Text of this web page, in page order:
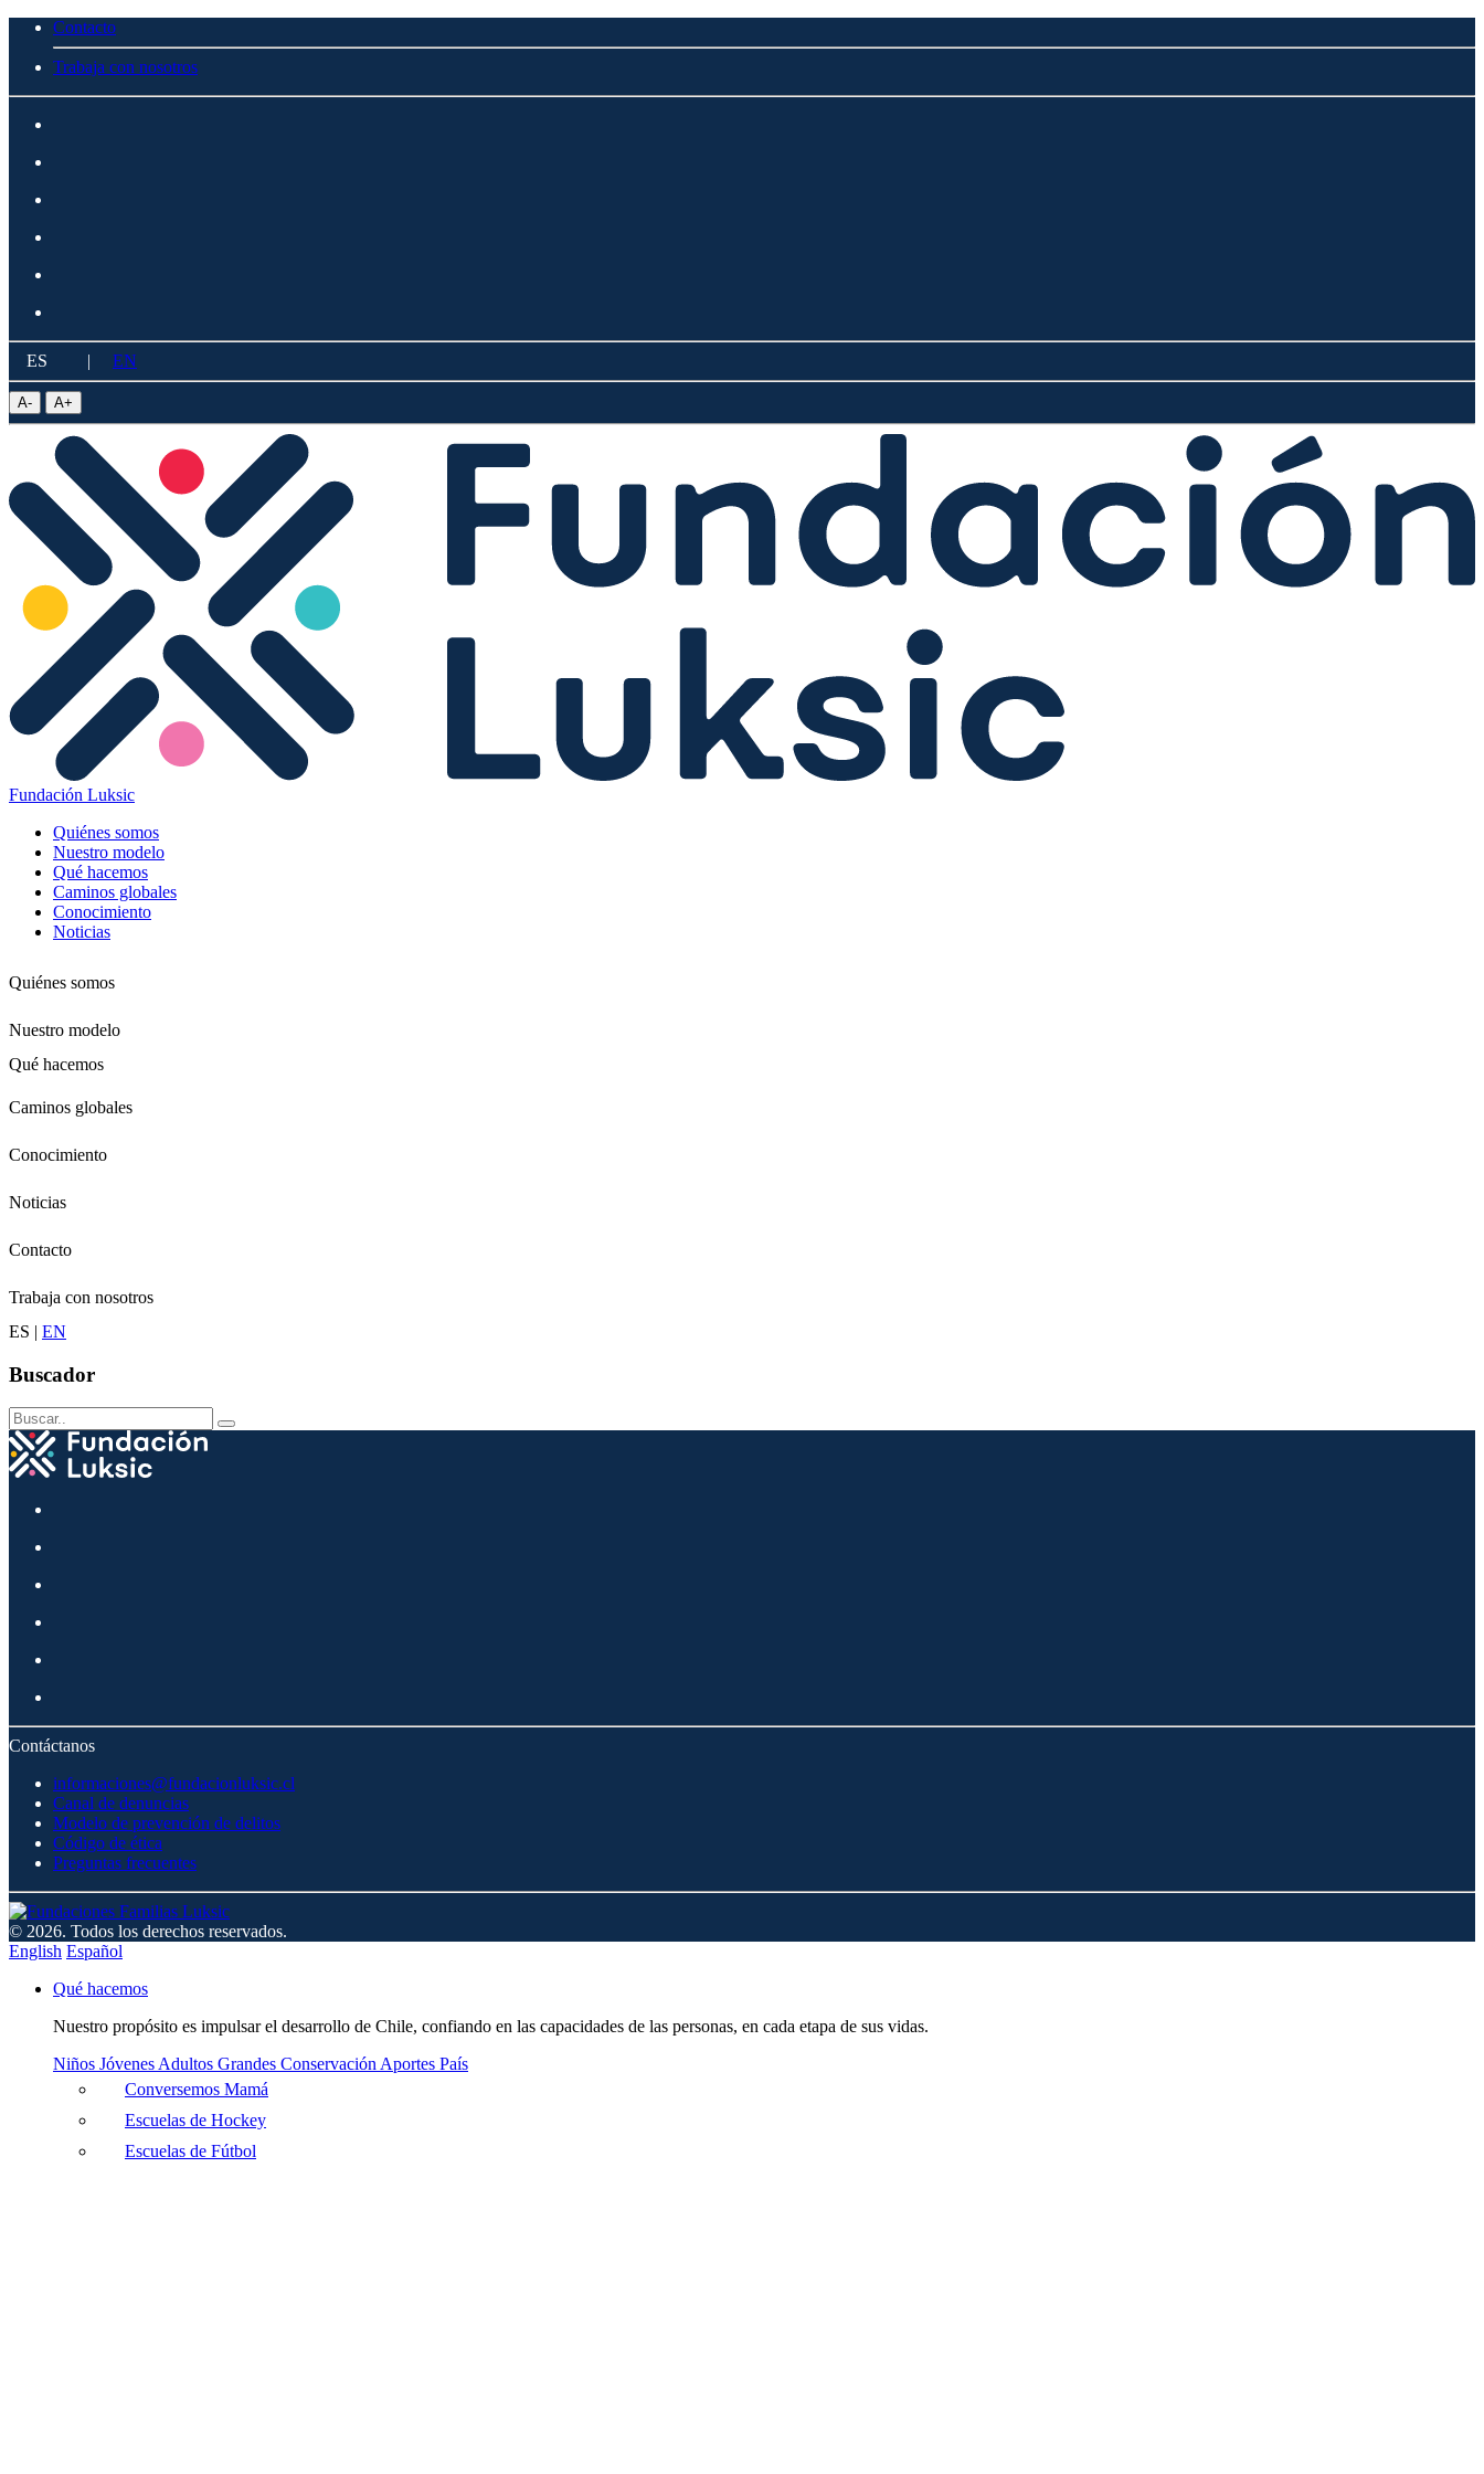
Contacto
Trabaja con nosotros
ES | EN
A- A+
Fundación Luksic
Quiénes somos
Nuestro modelo
Qué hacemos
Caminos globales
Conocimiento
Noticias
Quiénes somos
Nuestro modelo
Qué hacemos
Jóvenes
Adultos
Conservación
Caminos globales
Conocimiento
Noticias
Contacto
Trabaja con nosotros
ES | EN
Buscador
Contáctanos
informaciones@fundacionluksic.cl
Canal de denuncias
Modelo de prevención de delitos
Código de ética
Preguntas frecuentes
© 2026. Todos los derechos reservados.
English Español
Qué hacemos
Nuestro propósito es impulsar el desarrollo de Chile, confiando en las capacidades de las personas, en cada etapa de sus vidas.
Niños JóvenesAdultos Grandes ConservaciónAportes País
Conversemos Mamá
Escuelas de Hockey
Escuelas de Fútbol